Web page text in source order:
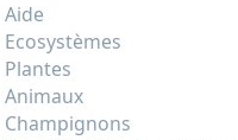
Aide
Ecosystèmes
Plantes
Animaux
Champignons